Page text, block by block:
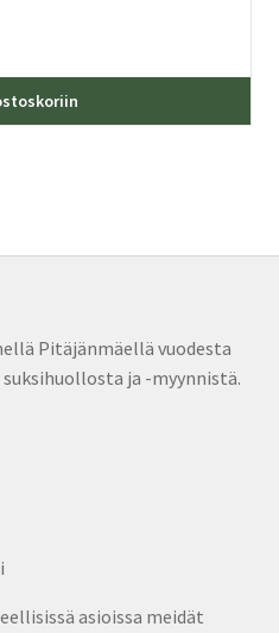
Pitäjänmäellä vuodesta
suksihuollosta ja -myynnistä.
asioissa meidät